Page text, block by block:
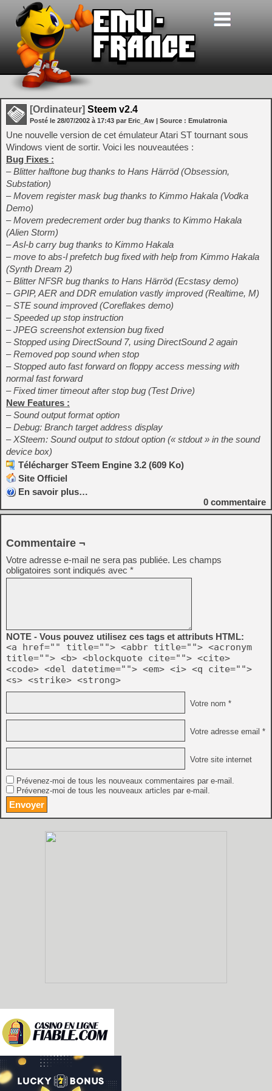
[Ordinateur] Steem v2.4
Posté le 28/07/2002 à 17:43 par Eric_Aw | Source : Emulatronia
Une nouvelle version de cet émulateur Atari ST tournant sous
Windows vient de sortir. Voici les nouveautées :
Bug Fixes :
– Blitter halftone bug thanks to Hans Härröd (Obsession,
Substation)
– Movem register mask bug thanks to Kimmo Hakala (Vodka
Demo)
– Movem predecrement order bug thanks to Kimmo Hakala
(Alien Storm)
– Asl-b carry bug thanks to Kimmo Hakala
– move to abs-l prefetch bug fixed with help from Kimmo Hakala
(Synth Dream 2)
– Blitter NFSR bug thanks to Hans Härröd (Ecstasy demo)
– GPIP, AER and DDR emulation vastly improved (Realtime, M)
– STE sound improved (Coreflakes demo)
– Speeded up stop instruction
– JPEG screenshot extension bug fixed
– Stopped using DirectSound 7, using DirectSound 2 again
– Removed pop sound when stop
– Stopped auto fast forward on floppy access messing with
normal fast forward
– Fixed timer timeout after stop bug (Test Drive)
New Features :
– Sound output format option
– Debug: Branch target address display
– XSteem: Sound output to stdout option (« stdout » in the sound
device box)
Télécharger STeem Engine 3.2 (609 Ko)
Site Officiel
En savoir plus…
0 commentaire
Commentaire ¬
Votre adresse e-mail ne sera pas publiée. Les champs
obligatoires sont indiqués avec *
NOTE - Vous pouvez utilisez ces tags et attributs HTML:
<a href="" title=""> <abbr title=""> <acronym
title=""> <b> <blockquote cite=""> <cite>
<code> <del datetime=""> <em> <i> <q cite="">
<s> <strike> <strong>
Votre nom *
Votre adresse email *
Votre site internet
Prévenez-moi de tous les nouveaux commentaires par e-mail.
Prévenez-moi de tous les nouveaux articles par e-mail.